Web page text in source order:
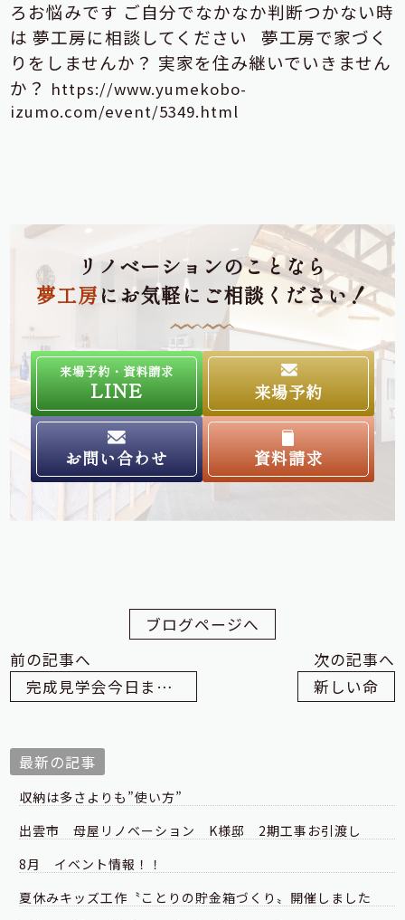
ろお悩みです ご自分でなかなか判断つかない時
は 夢工房に相談してください
夢工房で家づく
りを しませんか？ 実家を住み継いでいきません
か？ https://www.yumekobo-
izumo.com/event/5349.html
リノベーションのことなら
夢工房にお気軽にご相談ください！
来場予約・資料請求
LINE 来場予約
お問い合わせ 資料請求
ブログページへ
前の記事へ
完成見学会今日までです！
次の記事へ
新しい命
最新の記事
収納は多さよりも”使い方”
出雲市 母屋リノベーション K様邸 2期工事お引渡し
8月 イベント情報！！
夏休みキッズ工作〝ことりの貯金箱づくり〟開催しました